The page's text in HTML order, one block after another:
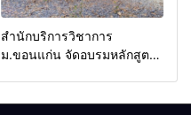
สำนักบริการวิชาการ
ม.ขอนแก่น จัดอบรมหลักสูตร